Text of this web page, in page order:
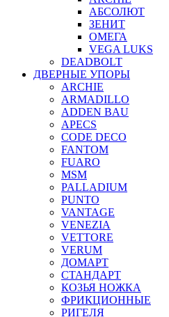
АБСОЛЮТ
ЗЕНИТ
ОМЕГА
VEGA LUKS
DEADBOLT
ДВЕРНЫЕ УПОРЫ
ARCHIE
ARMADILLO
ADDEN BAU
APECS
CODE DECO
FANTOM
FUARO
MSM
PALLADIUM
PUNTO
VANTAGE
VENEZIA
VETTORE
VERUM
ДОМАРТ
СТАНДАРТ
КОЗЬЯ НОЖКА
ФРИКЦИОННЫЕ
РИГЕЛЯ